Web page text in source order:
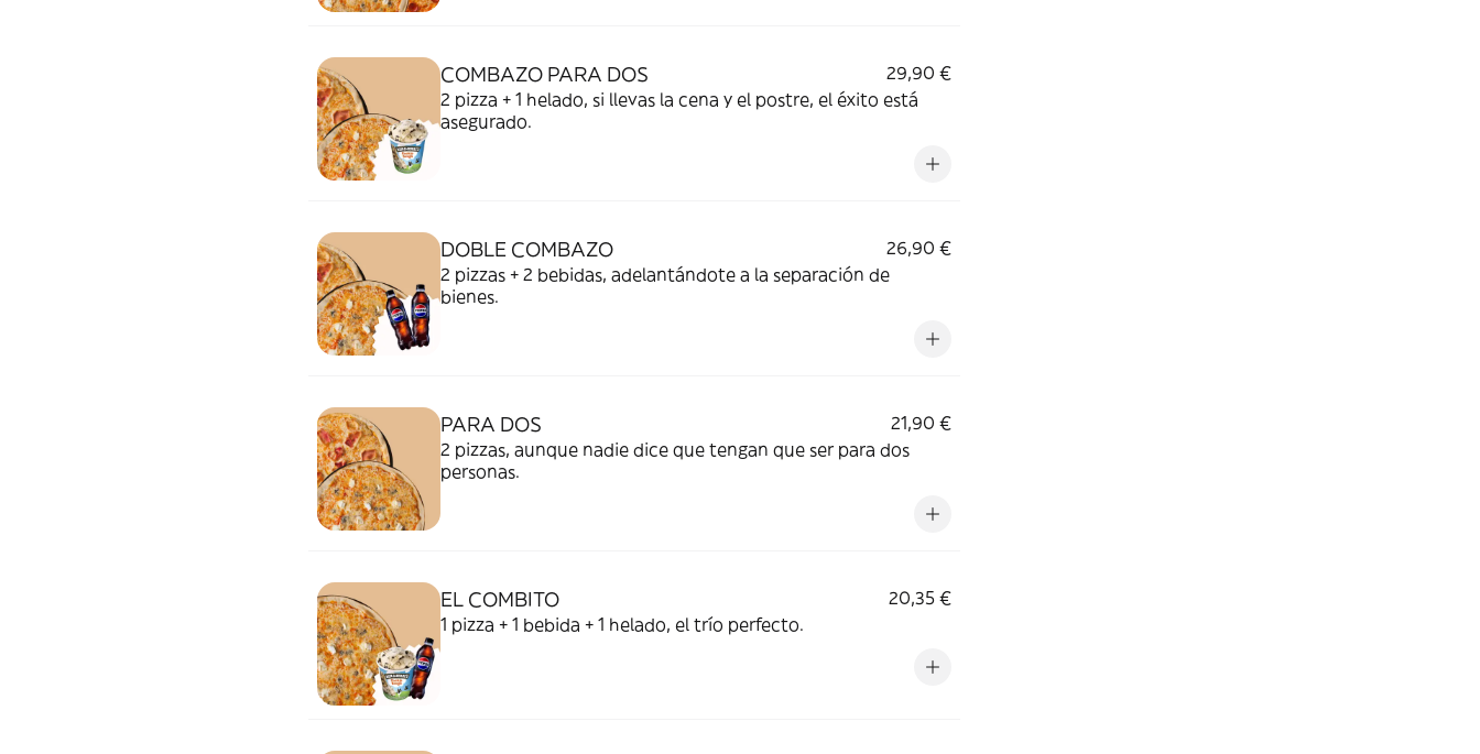
COMBAZO PARA DOS
29,90 €
2 pizza + 1 helado, si llevas la cena y el postre, el éxito está
asegurado.
DOBLE COMBAZO
26,90 €
2 pizzas + 2 bebidas, adelantándote a la separación de
bienes.
PARA DOS
21,90 €
2 pizzas, aunque nadie dice que tengan que ser para dos
personas.
EL COMBITO
20,35 €
1 pizza + 1 bebida + 1 helado, el trío perfecto.